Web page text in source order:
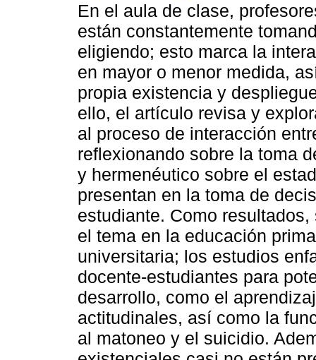
En el aula de clase,
están constantemente
eligiendo; esto marca la
en mayor o menor medida,
propia existencia y
ello, el artículo revisa y
al proceso de interacción
reflexionando sobre la toma
y hermenéutico sobre el
presentan en la toma de
estudiante. Como
el tema en la educación
universitaria; los estudios
docente-estudiantes para
desarrollo, como el
actitudinales, así como la
al matoneo y el suicidio.